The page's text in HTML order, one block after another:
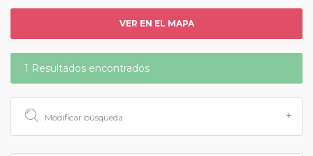
VER EN EL MAPA
1 Resultados encontrados
Modificar búsqueda